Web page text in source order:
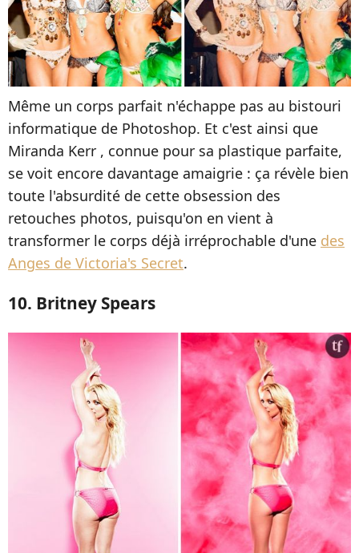
Même un corps parfait n'échappe pas au bistouri
informatique de Photoshop. Et c'est ainsi que
Miranda Kerr , connue pour sa plastique parfaite,
se voit encore davantage amaigrie : ça révèle bien
toute l'absurdité de cette obsession des
retouches photos, puisqu'on en vient à
transformer le corps déjà irréprochable d'une des
Anges de Victoria's Secret.
10. Britney Spears